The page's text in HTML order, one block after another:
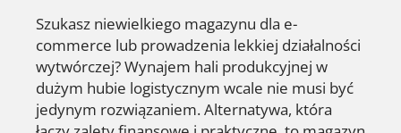
Szukasz niewielkiego magazynu dla e-
commerce lub prowadzenia lekkiej działalności
wytwórczej? Wynajem hali produkcyjnej w
dużym hubie logistycznym wcale nie musi być
jedynym rozwiązaniem. Alternatywa, która